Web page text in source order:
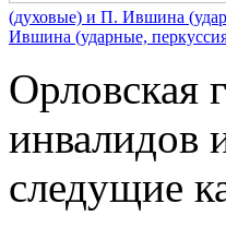
(духовые) и П. Ившина
Ившина (ударные,
Орловская
инвалидов
следущие